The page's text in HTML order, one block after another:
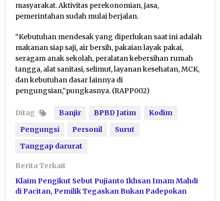
masyarakat. Aktivitas perekonomian, jasa,
pemerintahan sudah mulai berjalan.
“Kebutuhan mendesak yang diperlukan saat ini adalah
makanan siap saji, air bersih, pakaian layak pakai,
seragam anak sekolah, peralatan kebersihan rumah
tangga, alat sanitasi, selimut, layanan kesehatan, MCK,
dan kebutuhan dasar lainnya di
pengungsian,”pungkasnya. (RAPP002)
Ditag Banjir BPBD Jatim
Kodim
Pengungsi
Personil
Surut
Tanggap darurat
Berita Terkait
Klaim Pengikut Sebut Pujianto Ikhsan Imam Mahdi
di Pacitan, Pemilik Tegaskan Bukan Padepokan